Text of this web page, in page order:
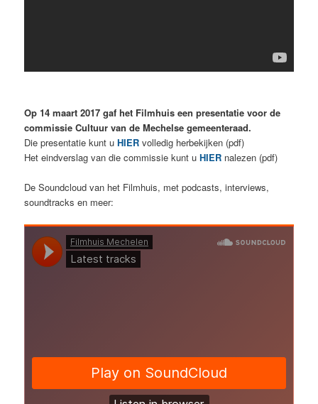
Op 14 maart 2017 gaf het Filmhuis een presentatie voor de
commissie Cultuur van de Mechelse gemeenteraad.
Die presentatie kunt uHIER volledig herbekijken (pdf)
Het eindverslag van die commissie kunt uHIER nalezen (pdf)
De Soundcloud van het Filmhuis, met podcasts, interviews,
soundtracks en meer: